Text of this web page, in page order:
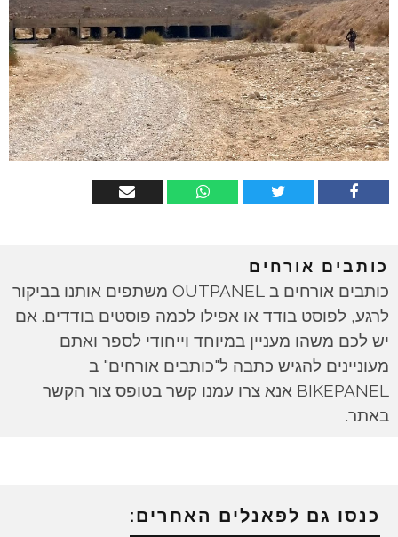
כותבים אורחים
כותבים אורחים ב OUTPANEL משתפים אותנו בביקור
לרגע, לפוסט בודד או אפילו לכמה פוסטים בודדים. אם
יש לכם משהו מעניין במיוחד וייחודי לספר ואתם
מעוניינים להגיש כתבה ל"כותבים אורחים" ב
BIKEPANEL אנא צרו עמנו קשר בטופס צור הקשר
באתר.
כנסו גם לפאנלים האחרים: